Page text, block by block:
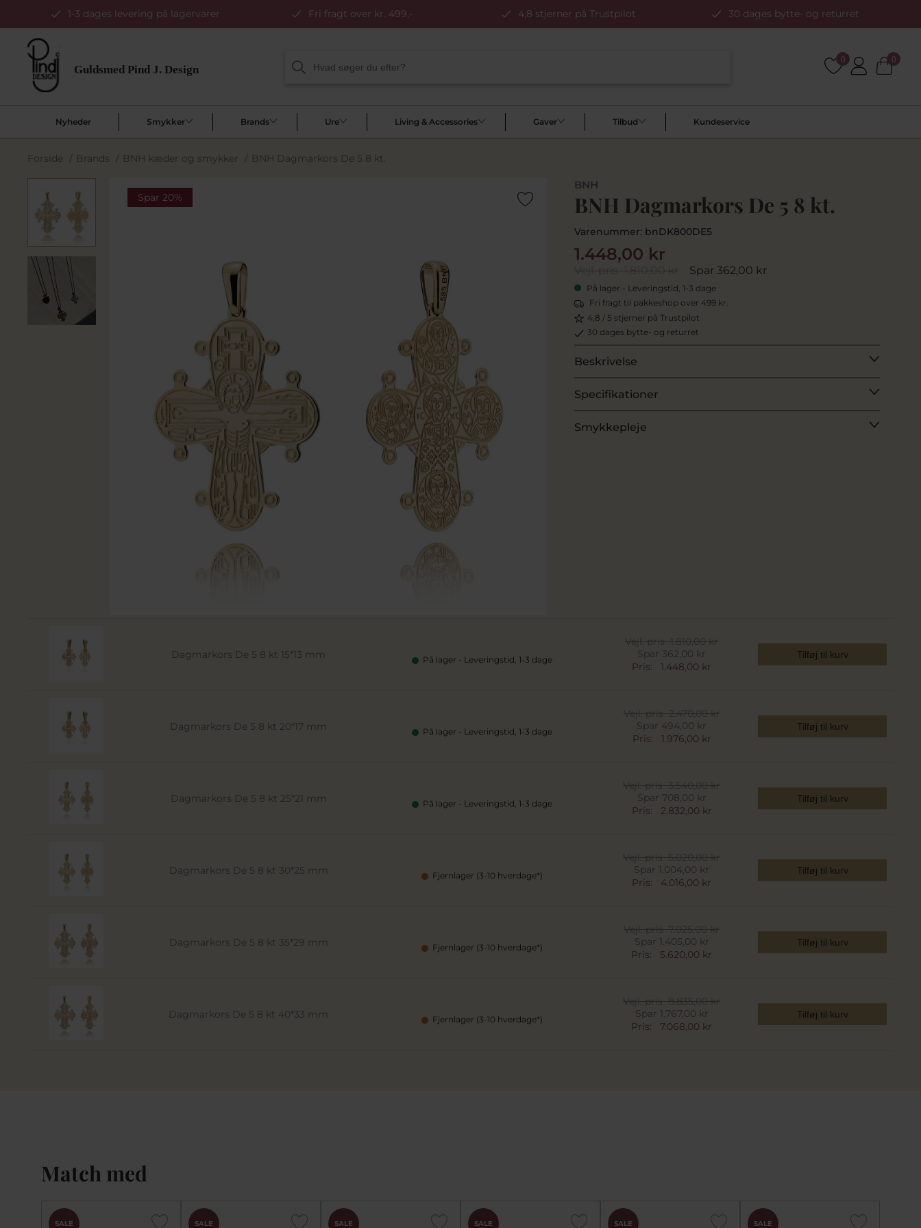
1-3 dages levering på lagervarer Fri fragt over kr. 499,- 4,8 stjerner på Trustpilot 30 dages bytte- og returret
0 0
Nyheder Smykker Brands Ure Living & Accessories Gaver Tilbud Kundeservice
Forside / Brands / BNH kæder og smykker / BNH Dagmarkors De 5 8 kt.
Spar 20%
BNH
BNH Dagmarkors De 5 8 kt.
Varenummer: bnDK800DE5
Vejl. pris1.810,00 kr Spar 362,00 kr
1.448,00 kr
På lager - Leveringstid, 1-3 dage
Fri fragt til pakkeshop over 499 kr.
4,8 / 5 stjerner på Trustpilot
30 dages bytte- og returret
Beskrivelse
Specifikationer
Smykkepleje
Dagmarkors De 5 8 kt 15*13 mm På lager - Leveringstid, 1-3 dage
Vejl. pris1.810,00 kr
Spar 362,00 kr
Pris:
1.448,00 kr
Tilføj til kurv
Dagmarkors De 5 8 kt 20*17 mm På lager - Leveringstid, 1-3 dage
Vejl. pris2.470,00 kr
Spar 494,00 kr
Pris:
1.976,00 kr
Tilføj til kurv
Dagmarkors De 5 8 kt 25*21 mm På lager - Leveringstid, 1-3 dage
Vejl. pris3.540,00 kr
Spar 708,00 kr
Pris:
2.832,00 kr
Tilføj til kurv
Dagmarkors De 5 8 kt 30*25 mm Fjernlager (3-10 hverdage*)
Vejl. pris5.020,00 kr
Spar 1.004,00 kr
Pris:
4.016,00 kr
Tilføj til kurv
Dagmarkors De 5 8 kt 35*29 mm Fjernlager (3-10 hverdage*)
Vejl. pris7.025,00 kr
Spar 1.405,00 kr
Pris:
5.620,00 kr
Tilføj til kurv
Dagmarkors De 5 8 kt 40*33 mm Fjernlager (3-10 hverdage*)
Vejl. pris8.835,00 kr
Spar 1.767,00 kr
Pris:
7.068,00 kr
Tilføj til kurv
Match med
SALE SALE SALE SALE SALE SALE